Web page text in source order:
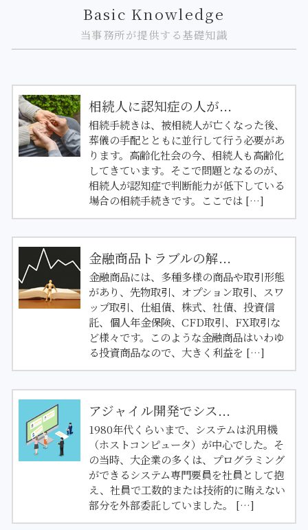
Basic Knowledge
当事務所が提供する基礎知識
相続人に認知症の人が...
相続手続きは、被相続人が亡くなった後、
葬儀の手配とともに並行して行う必要があ
ります。高齢化社会の今、相続人も高齢化
してきています。そこで問題となるのが、
相続人が認知症で判断能力が低下している
場合の相続手続きです。ここでは […]
金融商品トラブルの解...
金融商品には、多種多様の商品や取引形態
があり、先物取引、オプション取引、スワ
ップ取引、仕組債、株式、社債、投資信
託、個人年金保険、CFD取引、FX取引な
ど様々です。このような金融商品はいわゆ
る投資商品なので、大きく利益を […]
アジャイル開発でシス...
1980年代くらいまで、システムは汎用機
（ホストコンピュータ）が中心でした。そ
の当時、大企業の多くは、プログラミング
ができるシステム専門要員を社員として抱
え、社員で工数的または技術的に賄えない
部分を外部委託していました。 […]